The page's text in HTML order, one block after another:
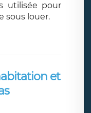
utilisée pour
sous louer.
et